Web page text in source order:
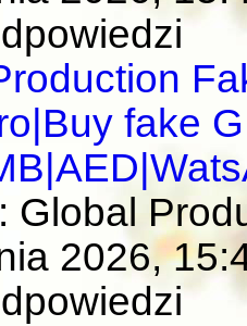
fake
Global
2026,